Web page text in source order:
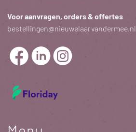
Voor aanvragen, orders & offertes
bestellingen@nieuwelaarvandermee.nl